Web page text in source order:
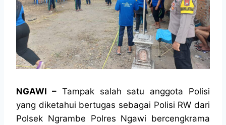
NGAWI –Tampak salah satu anggota Polisi
yang diketahui bertugas sebagai Polisi RW dari
Polsek Ngrambe Polres Ngawi bercengkrama